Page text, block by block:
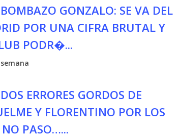
GONZALO: SE VA DEL
POR UNA CIFRA BRUTAL Y
PODR�...
ERRORES GORDOS DE
Y FLORENTINO POR LOS
PASO…...